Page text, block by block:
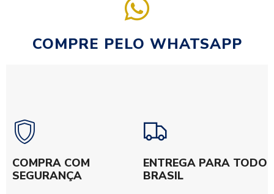
COMPRE PELO WHATSAPP
COMPRA COM
SEGURANÇA
ENTREGA PARA TODO
BRASIL